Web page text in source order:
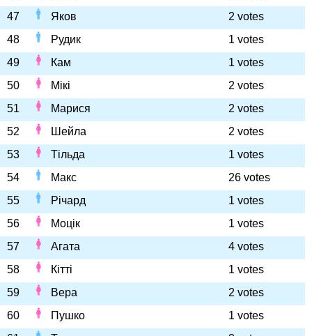
47
Яков
2 votes
48
Рудик
1 votes
49
Кам
1 votes
50
Мікі
2 votes
51
Марися
2 votes
52
Шейла
2 votes
53
Тільда
1 votes
54
Макс
26 votes
55
Річард
1 votes
56
Моцік
1 votes
57
Агата
4 votes
58
Кітті
1 votes
59
Вера
2 votes
60
Пушко
1 votes